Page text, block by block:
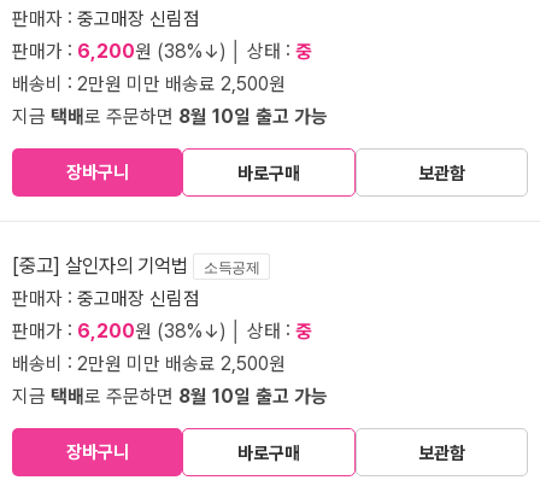
판매자 : 중고매장 신림점
판매가 : 6,200원 (38%↓) │ 상태 : 중
배송비 : 2만원 미만 배송료 2,500원
지금 택배로 주문하면 8월 10일 출고 가능
장바구니 바로구매 보관함
[중고] 살인자의 기억법 소득공제
판매자 : 중고매장 신림점
판매가 : 6,200원 (38%↓) │ 상태 : 중
배송비 : 2만원 미만 배송료 2,500원
지금 택배로 주문하면 8월 10일 출고 가능
장바구니 바로구매 보관함